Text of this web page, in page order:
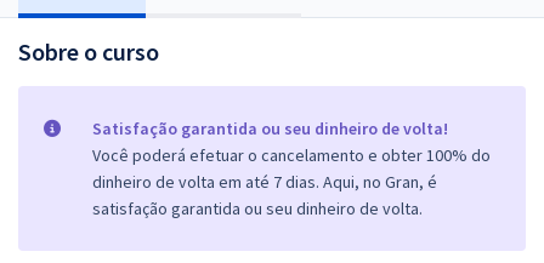
Sobre o curso
Satisfação garantida ou seu dinheiro de volta!
Você poderá efetuar o cancelamento e obter 100% do
dinheiro de volta em até 7 dias. Aqui, no Gran, é
satisfação garantida ou seu dinheiro de volta.